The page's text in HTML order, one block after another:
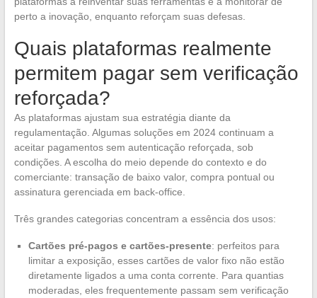
perto a inovação, enquanto reforçam suas defesas.
Quais plataformas realmente
permitem pagar sem verificação
reforçada?
As plataformas ajustam sua estratégia diante da
regulamentação. Algumas soluções em 2024 continuam a
aceitar pagamentos sem autenticação reforçada, sob
condições. A escolha do meio depende do contexto e do
comerciante: transação de baixo valor, compra pontual ou
assinatura gerenciada em back-office.
Três grandes categorias concentram a essência dos usos:
Cartões pré-pagos e cartões-presente: perfeitos para
limitar a exposição, esses cartões de valor fixo não estão
diretamente ligados a uma conta corrente. Para quantias
moderadas, eles frequentemente passam sem verificação